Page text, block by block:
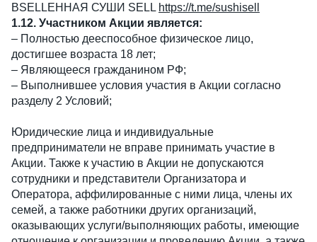
ВSELLЕННАЯ СУШИ SELL https://t.me/sushisell
1.12. Участником Акции является:
– Полностью дееспособное физическое лицо,
достигшее возраста 18 лет;
– Являющееся гражданином РФ;
– Выполнившее условия участия в Акции согласно
разделу 2 Условий;
Юридические лица и индивидуальные
предприниматели не вправе принимать участие в
Акции. Также к участию в Акции не допускаются
сотрудники и представители Организатора и
Оператора, аффилированные с ними лица, члены их
семей, а также работники других организаций,
оказывающих услуги/выполняющих работы, имеющие